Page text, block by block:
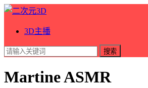
3D主播
搜索
Martine ASMR